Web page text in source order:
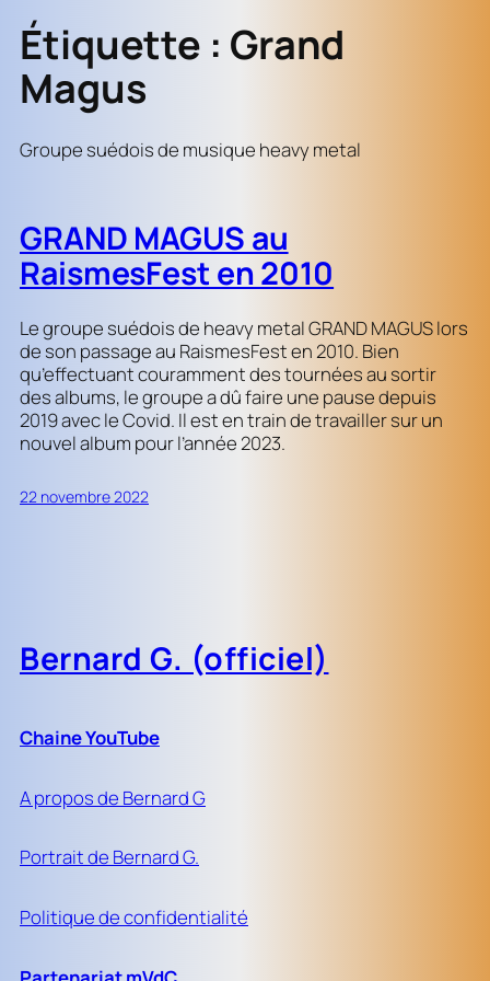
Étiquette : Grand
Magus
Groupe suédois de musique heavy metal
GRAND MAGUS au
RaismesFest en 2010
Le groupe suédois de heavy metal GRAND MAGUS lors
de son passage au RaismesFest en 2010. Bien
qu’effectuant couramment des tournées au sortir
des albums, le groupe a dû faire une pause depuis
2019 avec le Covid. Il est en train de travailler sur un
nouvel album pour l’année 2023.
22 novembre 2022
Bernard G. (officiel)
Chaine YouTube
A propos de Bernard G
Portrait de Bernard G.
Politique de confidentialité